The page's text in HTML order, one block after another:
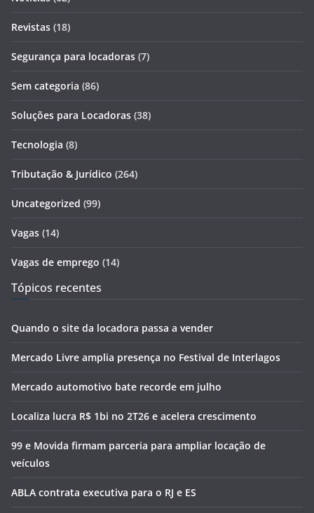
Revistas (18)
Segurança para locadoras (7)
Sem categoria (86)
Soluções para Locadoras (38)
Tecnologia (8)
Tributação & Jurídico (264)
Uncategorized (99)
Vagas (14)
Vagas de emprego (14)
Tópicos recentes
Quando o site da locadora passa a vender
Mercado Livre amplia presença no Festival de Interlagos
Mercado automotivo bate recorde em julho
Localiza lucra R$ 1bi no 2T26 e acelera crescimento
99 e Movida firmam parceria para ampliar locação de
veículos
ABLA contrata executiva para o RJ e ES